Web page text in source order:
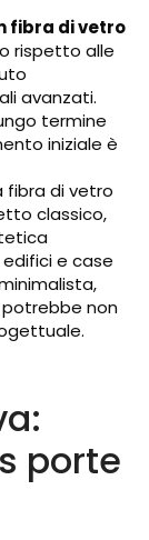
fibra di vetro
rispetto alle
avanzati.
termine
iniziale è
fibra di vetro
classico,
e case
non
porte